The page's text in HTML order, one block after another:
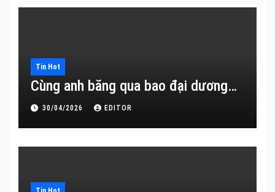
Tin Hot
Cùng anh băng qua bao đại dương…
30/04/2026 EDITOR